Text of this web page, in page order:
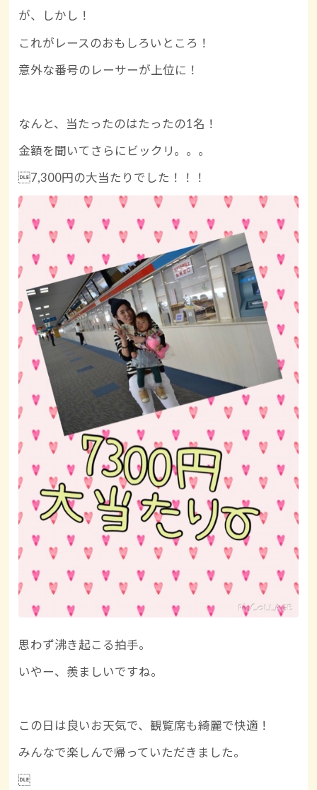
が、しかし！
これがレースのおもしろいところ！
意外な番号のレーサーが上位に！
なんと、当たったのはたったの1名！
金額を聞いてさらにビックリ。。。
7,300円の大当たりでした！！！
思わず沸き起こる拍手。
いやー、羨ましいですね。
この日は良いお天気で、観覧席も綺麗で快適！
みんなで楽しんで帰っていただきました。
